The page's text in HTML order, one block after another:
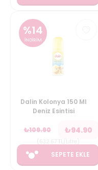
%14
İNDİRİM
Dalin Kolonya 150 Ml
Deniz Esintisi
₺109.90 ₺94.90
SEPETE EKLE